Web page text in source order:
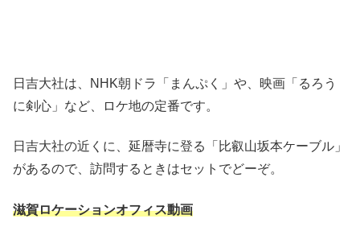
日吉大社は、NHK朝ドラ「まんぷく」や、映画「るろう
に剣心」など、ロケ地の定番です。
日吉大社の近くに、延暦寺に登る「比叡山坂本ケーブル」
があるので、訪問するときはセットでどーぞ。
滋賀ロケーションオフィス動画